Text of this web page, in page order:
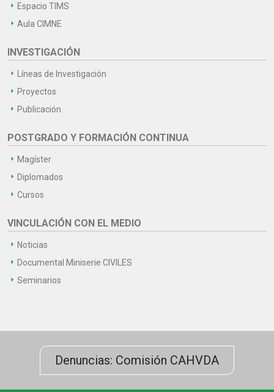
Espacio TIMS
Aula CIMNE
INVESTIGACIÓN
Líneas de Investigación
Proyectos
Publicación
POSTGRADO Y FORMACIÓN CONTINUA
Magíster
Diplomados
Cursos
VINCULACIÓN CON EL MEDIO
Noticias
Documental Miniserie CIVILES
Seminarios
Denuncias: Comisión CAHVDA